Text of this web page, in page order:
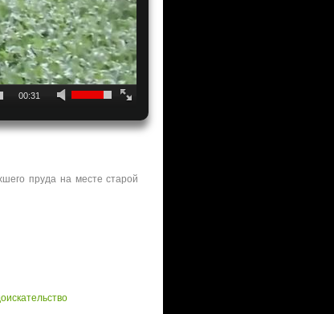
00:31
пруда на месте старой